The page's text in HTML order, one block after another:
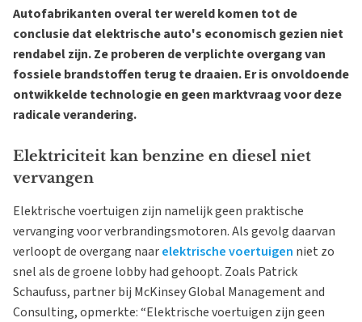
Autofabrikanten overal ter wereld komen tot de
conclusie dat elektrische auto's economisch gezien niet
rendabel zijn. Ze proberen de verplichte overgang van
fossiele brandstoffen terug te draaien. Er is onvoldoende
ontwikkelde technologie en geen marktvraag voor deze
radicale verandering.
Elektriciteit kan benzine en diesel niet
vervangen
Elektrische voertuigen zijn namelijk geen praktische
vervanging voor verbrandingsmotoren. Als gevolg daarvan
verloopt de overgang naarelektrische voertuigen niet zo
snel als de groene lobby had gehoopt. Zoals Patrick
Schaufuss, partner bij McKinsey Global Management and
Consulting, opmerkte: “Elektrische voertuigen zijn geen